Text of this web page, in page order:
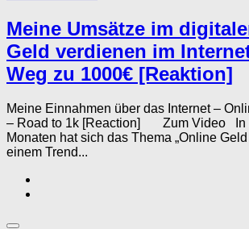
Meine Umsätze im
Geld verdienen im
Weg zu 1000€ [Reaktion]
Meine Einnahmen über das Internet –
– Road to 1k [Reaction] Zum Video In
Monaten hat sich das Thema „Online
einem Trend...